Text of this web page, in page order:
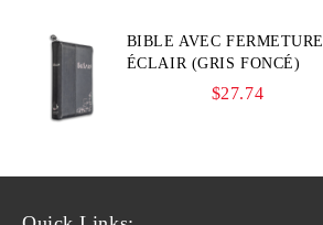
BIBLE AVEC FERMETURE
ÉCLAIR (GRIS FONCÉ)
$27.74